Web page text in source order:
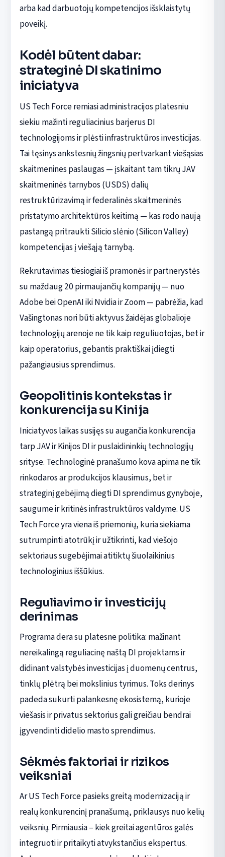
arba kad darbuotojų kompetencijos išsklaistytų
poveikį.
Kodėl būtent dabar:
strateginė DI skatinimo
iniciatyva
US Tech Force remiasi administracijos platesniu
siekiu mažinti reguliacinius barjerus DI
technologijoms ir plėsti infrastruktūros investicijas.
Tai tęsinys ankstesnių žingsnių pertvarkant viešąsias
skaitmenines paslaugas — įskaitant tam tikrų JAV
skaitmeninės tarnybos (USDS) dalių
restruktūrizavimą ir federalinės skaitmeninės
pristatymo architektūros keitimą — kas rodo naują
pastangą pritraukti Silicio slėnio (Silicon Valley)
kompetencijas į viešąją tarnybą.
Rekrutavimas tiesiogiai iš pramonės ir partnerystės
su maždaug 20 pirmaujančių kompanijų — nuo
Adobe bei OpenAI iki Nvidia ir Zoom — pabrėžia, kad
Vašingtonas nori būti aktyvus žaidėjas globalioje
technologijų arenoje ne tik kaip reguliuotojas, bet ir
kaip operatorius, gebantis praktiškai įdiegti
pažangiausius sprendimus.
Geopolitinis kontekstas ir
konkurencija su Kinija
Iniciatyvos laikas susijęs su augančia konkurencija
tarp JAV ir Kinijos DI ir puslaidininkių technologijų
srityse. Technologinė pranašumo kova apima ne tik
rinkodaros ar produkcijos klausimus, bet ir
strateginį gebėjimą diegti DI sprendimus gynyboje,
saugume ir kritinės infrastruktūros valdyme. US
Tech Force yra viena iš priemonių, kuria siekiama
sutrumpinti atotrūkį ir užtikrinti, kad viešojo
sektoriaus sugebėjimai atitiktų šiuolaikinius
technologinius iššūkius.
Reguliavimo ir investicijų
derinimas
Programa dera su platesne politika: mažinant
nereikalingą reguliacinę naštą DI projektams ir
didinant valstybės investicijas į duomenų centrus,
tinklų plėtrą bei mokslinius tyrimus. Toks derinys
padeda sukurti palankesnę ekosistemą, kurioje
viešasis ir privatus sektorius gali greičiau bendrai
įgyvendinti didelio masto sprendimus.
Sėkmės faktoriai ir rizikos
veiksniai
Ar US Tech Force pasieks greitą modernizaciją ir
realų konkurencinį pranašumą, priklausys nuo kelių
veiksnių. Pirmiausia – kiek greitai agentūros galės
integruoti ir pritaikyti atvykstančius ekspertus.